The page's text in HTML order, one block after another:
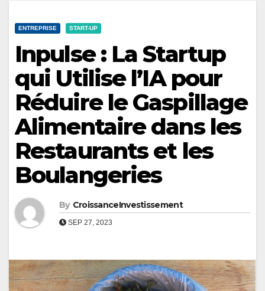
ENTREPRISE START-UP
Inpulse : La Startup
qui Utilise l’IA pour
Réduire le Gaspillage
Alimentaire dans les
Restaurants et les
Boulangeries
By CroissanceInvestissement
SEP 27, 2023